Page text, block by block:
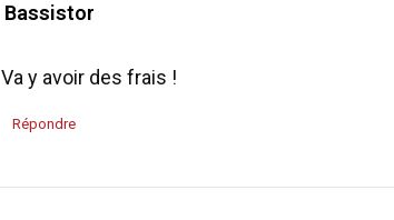
Bassistor
Va y avoir des frais !
Répondre